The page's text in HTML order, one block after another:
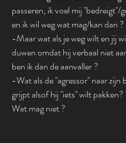
passeren, ik voel mij ''bedreigt''/
en ik wil weg wat mag/kan dan ?
-Maar wat als je weg wilt en jij
duwen omdat hij verbaal niet
ben ik dan de aanvaller ?
-Wat als de ''agressor'' naar zijn
grijpt alsof hij ''iets'' wilt
Wat mag niet ?